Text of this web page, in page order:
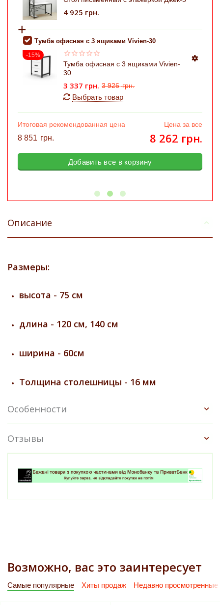
4 925 грн.
+
Тумба офисная с 3 ящиками Vivien-30
-15%
Тумба офисная с 3 ящиками Vivien-
30
3 337 грн. 3 926 грн.
Выбрать товар
Итоговая рекомендованная цена
8 851 грн.
Цена за все
8 262 грн.
Добавить все в корзину
Описание
Размеры:
высота - 75 см
длина - 120 см, 140 см
ширина - 60см
Толщина столешницы - 16 мм
Особенности
Отзывы
Возможно, вас это заинтересует
Самые популярные Хиты продаж Недавно просмотренные